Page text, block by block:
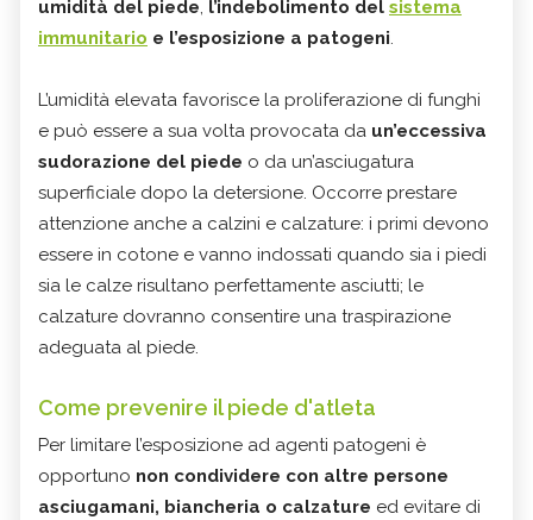
umidità del piede, l’indebolimento del sistema
immunitario e l’esposizione a patogeni.
L’umidità elevata favorisce la proliferazione di funghi
e può essere a sua volta provocata da un’eccessiva
sudorazione del piede o da un’asciugatura
superficiale dopo la detersione. Occorre prestare
attenzione anche a calzini e calzature: i primi devono
essere in cotone e vanno indossati quando sia i piedi
sia le calze risultano perfettamente asciutti; le
calzature dovranno consentire una traspirazione
adeguata al piede.
Come prevenire il piede d'atleta
Per limitare l’esposizione ad agenti patogeni è
opportuno non condividere con altre persone
asciugamani, biancheria o calzature ed evitare di